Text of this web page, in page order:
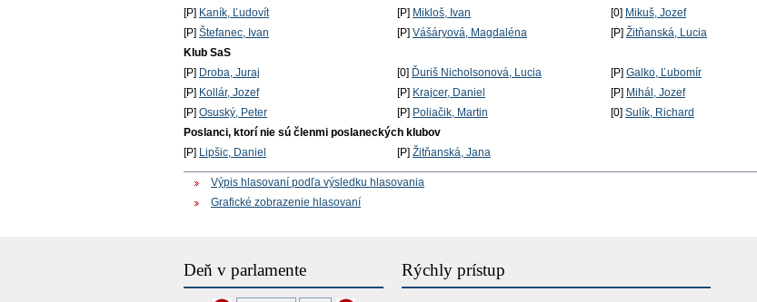
[P] Kaník, Ľudovít [P] Mikloš, Ivan [0] Mikuš, Jozef
[P] Štefanec, Ivan [P] Vášáryová, Magdaléna [P] Žitňanská, Lucia
Klub SaS
[P] Droba, Juraj [0] Ďuriš Nicholsonová, Lucia [P] Galko, Ľubomír
[P] Kollár, Jozef [P] Krajcer, Daniel [P] Mihál, Jozef
[P] Osuský, Peter [P] Poliačik, Martin [0] Sulík, Richard
Poslanci, ktorí nie sú členmi poslaneckých klubov
[P] Lipšic, Daniel [P] Žitňanská, Jana
Výpis hlasovaní podľa výsledku hlasovania
Grafické zobrazenie hlasovaní
Deň v parlamente Rýchly prístup